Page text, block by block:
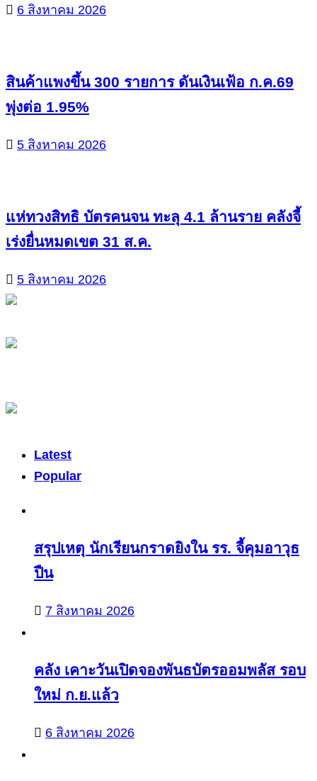
6 สิงหาคม 2026
สินค้าแพงขึ้น 300 รายการ ดันเงินเฟ้อ ก.ค.69
พุ่งต่อ 1.95%
5 สิงหาคม 2026
แห่ทวงสิทธิ บัตรคนจน ทะลุ 4.1 ล้านราย คลังจี้
เร่งยื่นหมดเขต 31 ส.ค.
5 สิงหาคม 2026
Latest
Popular
สรุปเหตุ นักเรียนกราดยิงใน รร. จี้คุมอาวุธ
ปืน
7 สิงหาคม 2026
คลัง เคาะวันเปิดจองพันธบัตรออมพลัส รอบ
ใหม่ ก.ย.แล้ว
6 สิงหาคม 2026